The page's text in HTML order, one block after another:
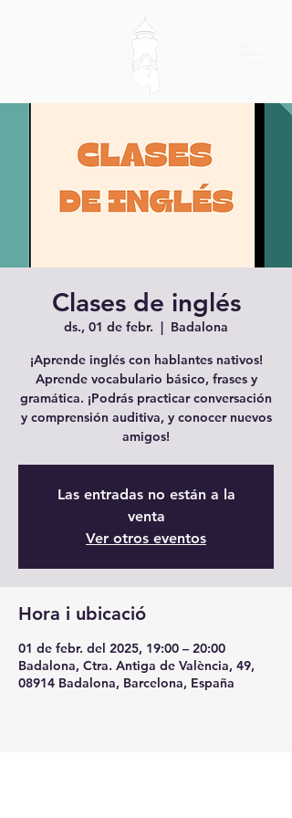
Clases de inglés
ds., 01 de febr.
  |
Badalona
¡Aprende inglés con hablantes nativos!
Aprende vocabulario básico, frases y
gramática. ¡Podrás practicar conversación
y comprensión auditiva, y conocer nuevos
amigos!
Las entradas no están a la
venta
Ver otros eventos
Hora i ubicació
01 de febr. del 2025, 19:00 – 20:00
Badalona, Ctra. Antiga de València, 49,
08914 Badalona, Barcelona, España